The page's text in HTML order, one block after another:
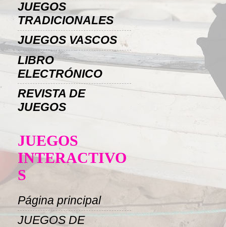
JUEGOS
TRADICIONALES
JUEGOS VASCOS
LIBRO
ELECTRÓNICO
REVISTA DE
JUEGOS
JUEGOS
INTERACTIVO
S
Página principal
JUEGOS DE